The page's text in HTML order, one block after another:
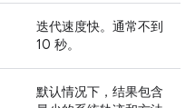
迭代速度快。通常不到
10 秒。
默认情况下，结果包含